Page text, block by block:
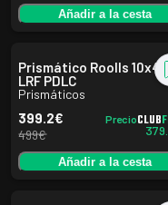
Añadir a la cesta
Prismático Roolls 10x42
LRF PDLC
Prismáticos
399.2€
499€
PrecioCLUB
Añadir a la cesta